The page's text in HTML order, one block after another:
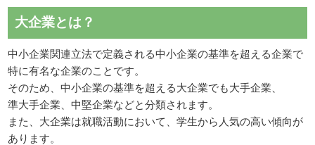
大企業とは？
中小企業関連立法で定義される中小企業の基準を超える企業で
特に有名な企業のことです。
そのため、中小企業の基準を超える大企業でも大手企業、
準大手企業、中堅企業などと分類されます。
また、大企業は就職活動において、学生から人気の高い傾向が
あります。